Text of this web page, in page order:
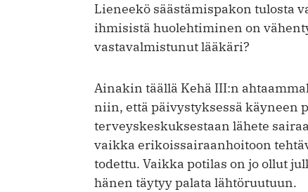
Lieneekö säästämispakon tulosta
ihmisistä huolehtiminen on
vastavalmistunut lääkäri?
Ainakin täällä Kehä III:n
niin, että päivystyksessä käyneen
terveyskeskuksestaan lähete
vaikka erikoissairaanhoitoon
todettu. Vaikka potilas on jo ollut
hänen täytyy palata lähtöruutuun.